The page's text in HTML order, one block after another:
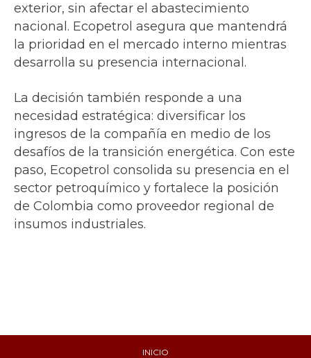
exterior, sin afectar el abastecimiento
nacional. Ecopetrol asegura que mantendrá
la prioridad en el mercado interno mientras
desarrolla su presencia internacional.
La decisión también responde a una
necesidad estratégica: diversificar los
ingresos de la compañía en medio de los
desafíos de la transición energética. Con este
paso, Ecopetrol consolida su presencia en el
sector petroquímico y fortalece la posición
de Colombia como proveedor regional de
insumos industriales.
INICIO